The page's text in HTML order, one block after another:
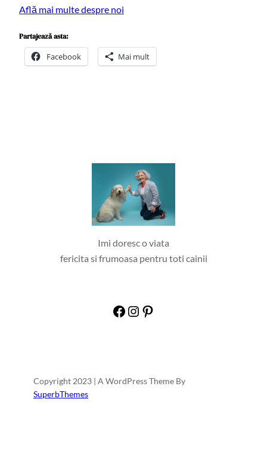
Află mai multe despre noi
Partajează asta:
Facebook Mai mult
Imi doresc o viata
fericita si frumoasa pentru toti cainii
Facebook Instagram Pinterest
Copyright 2023 | A WordPress Theme By
SuperbThemes